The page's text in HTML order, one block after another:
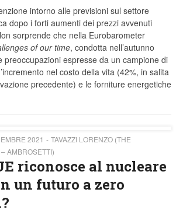
intorno alle previsioni sul settore
dopo i forti aumenti dei prezzi avvenuti
sorprende che nella Eurobarometer
of our time, condotta nell’autunno
preoccupazioni espresse da un campione di
nel costo della vita (42%, in salita
precedente) e le forniture energetiche
2021
TAVAZZI LORENZO (THE
AMBROSETTI)
riconosce al nucleare
un futuro a zero